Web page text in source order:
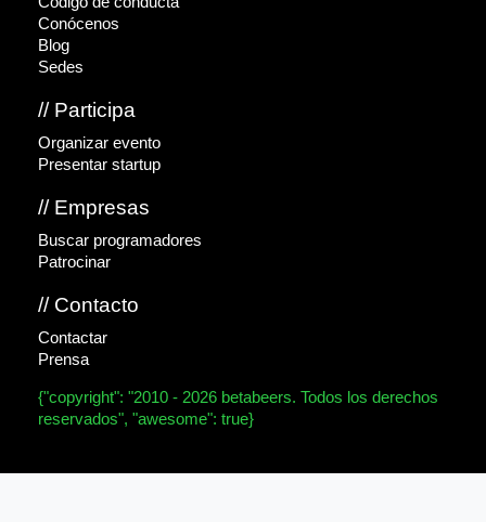
Conócenos
Blog
Sedes
// Participa
Organizar evento
Presentar startup
// Empresas
Buscar programadores
Patrocinar
// Contacto
Contactar
Prensa
{"copyright": "2010 - 2026 betabeers. Todos los derechos
reservados", "awesome": true}